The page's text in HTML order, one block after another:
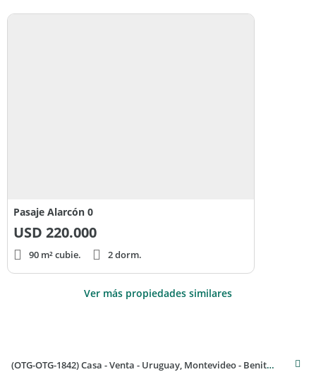
Pasaje Alarcón 0
USD 220.000
90 m² cubie. 2 dorm.
Ver más propiedades similares
(OTG-OTG-1842) Casa - Venta - Uruguay, Montevideo - Benito Lamas 2700